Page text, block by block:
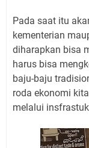
Pada saat itu
kementerian
diharapkan bisa
harus bisa
baju-baju
roda ekonomi
melalui